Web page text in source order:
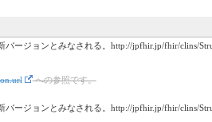
ジョンとみなされる。http://jpfhir.jp/fhir/clins/
への参照です。
ジョンとみなされる。http://jpfhir.jp/fhir/clins/